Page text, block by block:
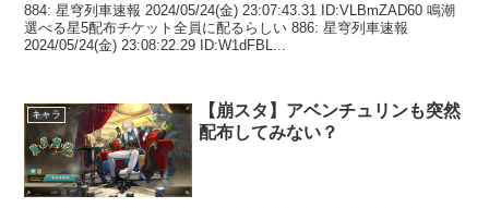
884: 星穹列車速報 2024/05/24(金) 23:07:43.31 ID:VLBmZAD60 鳴潮
選べる星5配布チケット全員に配るらしい 886: 星穹列車速報
2024/05/24(金) 23:08:22.29 ID:W1dFBL...
キャラ
【崩スタ】アベンチュリンも突然
配布してみない？